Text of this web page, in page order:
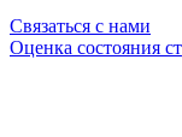
Связаться с нами
Оценка состояния